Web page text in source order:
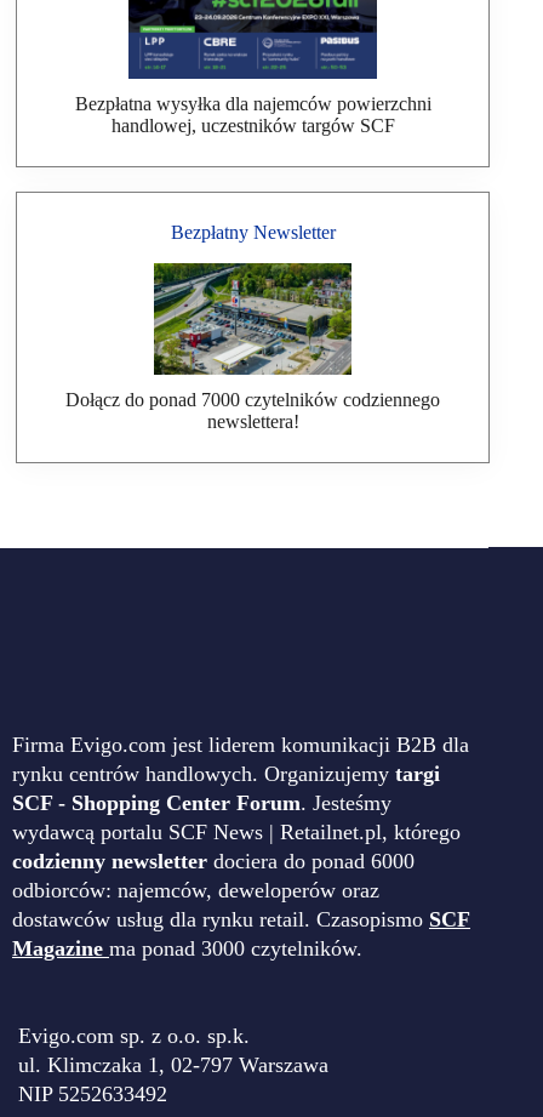
Bezpłatna wysyłka dla najemców powierzchni
handlowej, uczestników targów SCF
Bezpłatny Newsletter
Dołącz do ponad 7000 czytelników codziennego
newslettera!
Firma Evigo.com jest liderem komunikacji B2B dla
rynku centrów handlowych. Organizujemy targi
SCF - Shopping Center Forum. Jesteśmy
wydawcą portalu SCF News | Retailnet.pl, którego
codzienny newsletter dociera do ponad 6000
odbiorców: najemców, deweloperów oraz
dostawców usług dla rynku retail. Czasopismo SCF
Magazine ma ponad 3000 czytelników.
Evigo.com sp. z o.o. sp.k.
ul. Klimczaka 1, 02-797 Warszawa
NIP 5252633492